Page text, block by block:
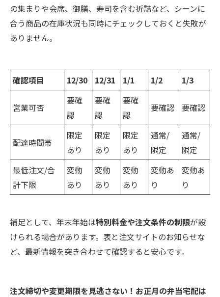
の集まりや会席、御膳、寿司を含む折詰など、シーンに
合う商品の在庫状況も同時にチェックしておくと失敗が
ありません。
確認項目 12/30 12/31 1/1 1/2 1/3
営業可否
要確
認
要確
認
要確
認
要確認 要確認
配達時間帯
限定
あり
限定
あり
限定
あり
通常/
限定
通常/
限定
最低注文/合
計下限
変動
あり
変動
あり
変動
あり
変動あ
り
変動あ
り
補足として、年末年始は特別料金や注文条件の制限が設
けられる場合があります。表と注文サイトのお知らせな
ど、最新情報を突き合わせて確認すると安心です。
注文締切や変更期限を見逃さない！お正月の弁当宅配は